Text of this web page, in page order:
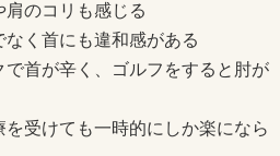
肩のコリも感じる
く首にも違和感がある
首が辛く、ゴルフをすると肘が
受けても一時的にしか楽になら